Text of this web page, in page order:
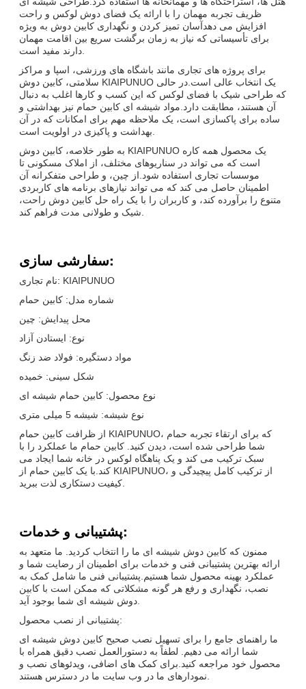
زودی با شما تماس خواهیم گرفت
ظریف تجربه مهمان را با ارائه یک فضای دوش لوکس و راحت
افزایش می دهدآسان تمیز کردن و نگهداری کابین دوش به ویژه
برای تأسیساتی که نیاز به زمان برگشت سریع بین اقامت مهمان
برای پروژه های تجاری مانند باشگاه های ورزشی، اسپا و مراکز
سلامتی، کابین دوش KIAIPUNUO یک انتخاب عالی است.در حالی
که طراحی شیک با فضای لوکس که این کسب و کارها اغلب به دنبال
آن هستند، مطابقت دارد.مواد شیشه ای کابین حمام نیز بهداشتی و
ساده برای پاکسازی است، یک ملاحظه مهم برای امکانات که در آن
به طور خلاصه، کابین دوش KIAIPUNUO یک محصول همه کاره
است که می تواند در سناریوهای مختلف، از املاک مسکونی تا
موسسات تجاری استفاده شود.از چین، و طراحی متفکرانه آن
اطمینان حاصل می کند که می تواند نیازهای برنامه های کاربردی
متنوع را برآورده کند، و کاربران را با یک راه حل کابین دوش راحت،
سفارشی سازی:
نام تجاری: KIAIPUNUO
شماره مدل: کابین حمام
محل پیدایش: چین
نوع: ایستادن آزاد
مواد دستگیره: فولاد ضد زنگ
شکل سینی: خمیده
نوع محصول: کابین حمام شیشه ای
نوع شیشه: شیشه 5 میلی متری
از ظرافت کابین حمام KIAIPUNUO، که برای ارتقاء تجربه حمام
شما طراحی شده است، دیدن کنید. کابین حمام ما عملکرد را با
سبک ترکیب می کند و یک پناهگاه لوکس در خانه شما ایجاد می
کند.با یک کابین حمام از KIAIPUNUO، از ترکیب کامل پیچیدگی و
پشتیبانی و خدمات:
ممنون که کابین دوش شیشه ای ما را انتخاب کردید. ما متعهد به
ارائه بهترین پشتیبانی فنی و خدمات برای اطمینان از رضایت شما و
عملکرد بهینه محصول شما هستیم.پشتیبانی فنی ما شامل کمک به
نصب، نگهداری و رفع هر گونه مشکلاتی که ممکن است با کابین
پشتیبانی از نصب محصول:
ما راهنمای جامع را برای تسهیل نصب صحیح کابین دوش شیشه ای
شما ارائه می دهیم. لطفاً به دستورالعمل نصب دقیق همراه با
محصول خود مراجعه کنید.برای کمک های اضافی، ویدئوهای نصب و